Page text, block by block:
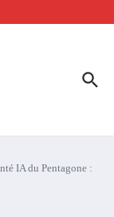
la transformer en
IA du Pentagone :